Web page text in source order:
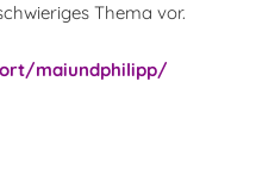
Thema vor.
maiundphilipp/